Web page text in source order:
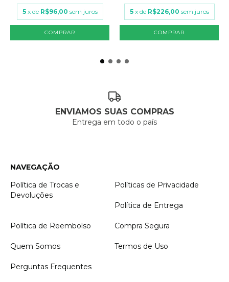
5 x de R$96,00 sem juros
COMPRAR
5 x de R$226,00 sem juros
COMPRAR
ENVIAMOS SUAS COMPRAS
Entrega em todo o país
NAVEGAÇÃO
Política de Trocas e
Devoluções
Políticas de Privacidade
Política de Entrega
Política de Reembolso Compra Segura
Quem Somos Termos de Uso
Perguntas Frequentes